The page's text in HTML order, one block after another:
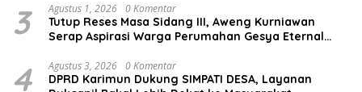
3 Agustus 1, 2026 0 Komentar
Tutup Reses Masa Sidang III, Aweng Kurniawan
Serap Aspirasi Warga Perumahan Gesya Eternal
4 Agustus 3, 2026 0 Komentar
DPRD Karimun Dukung SIMPATI DESA, Layanan